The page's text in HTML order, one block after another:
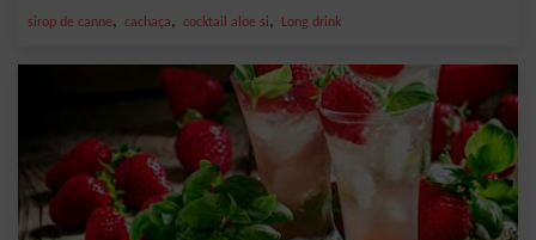
sirop de canne, cachaça, cocktail aloe si, Long drink